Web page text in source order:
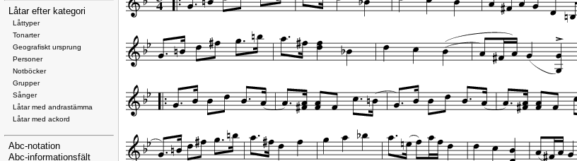
Låtar efter kategori
Låttyper
Tonarter
Geografiskt ursprung
Personer
Notböcker
Grupper
Sånger
Låtar med andrastämma
Låtar med ackord
Abc-notation
Abc-informationsfält